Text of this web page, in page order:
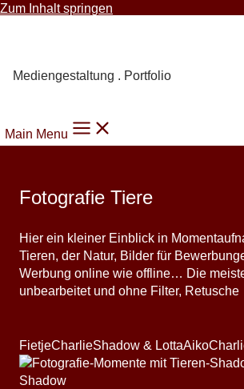
Zum Inhalt springen
Mediengestaltung . Portfolio
Main Menu
Fotografie Tiere
Hier ein kleiner Einblick in
Tieren, der Natur, Bilder für
Werbung online wie offline… Die
unbearbeitet und ohne Filter, Retusche
FietjeCharlieShadow & LottaAiko
Shadow